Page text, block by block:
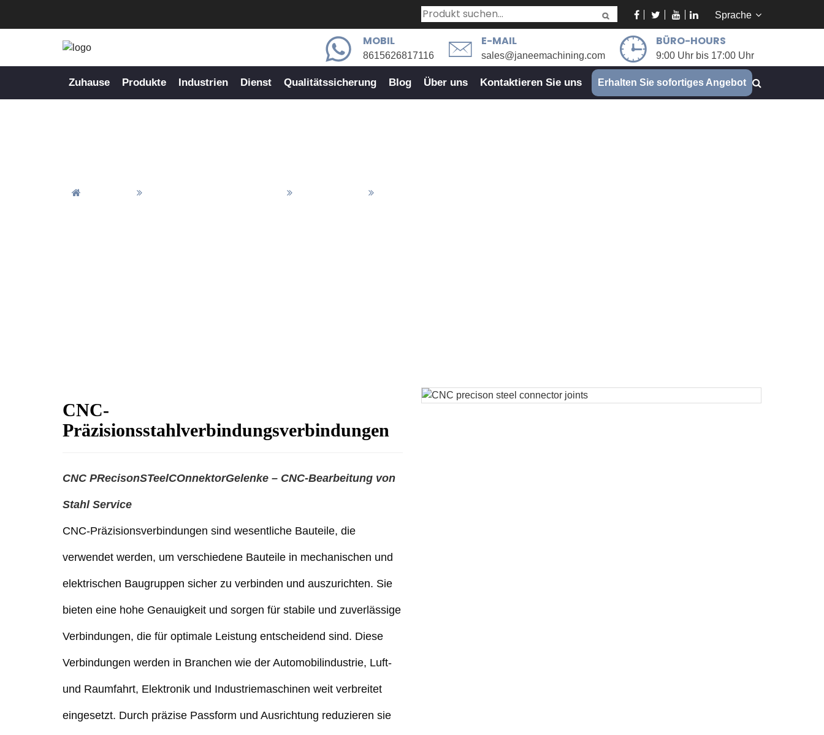
Sprache
BÜRO-HOURS
9:00 Uhr bis 17:00 Uhr
E-MAIL
sales@janeemachining.com
MOBIL
8615626817116
Zuhause Produkte Industrien Dienst Qualitätssicherung Blog Über uns Kontaktieren Sie uns Erhalten Sie sofortiges Angebot
CNC-
Präzisionsstahlverbindungsverbindungen
CNC PRecisonSTeelCOnnektorGelenke – CNC-Bearbeitung von
Stahl Service
CNC-Präzisionsverbindungen sind wesentliche Bauteile, die
verwendet werden, um verschiedene Bauteile in mechanischen und
elektrischen Baugruppen sicher zu verbinden und auszurichten. Sie
bieten eine hohe Genauigkeit und sorgen für stabile und zuverlässige
Verbindungen, die für optimale Leistung entscheidend sind. Diese
Verbindungen werden in Branchen wie der Automobilindustrie, Luft-
und Raumfahrt, Elektronik und Industriemaschinen weit verbreitet
eingesetzt. Durch präzise Passform und Ausrichtung reduzieren sie